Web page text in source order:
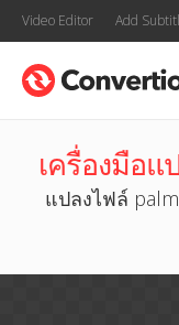
Video Editor Add
เครื่องมือแ
แปลงไฟล์